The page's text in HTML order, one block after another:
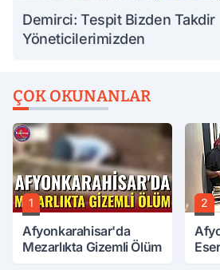
Demirci: Tespit Bizden Takdir
Yöneticilerimizden
ÇOK OKUNANLAR
1
Afyonkarahisar'da
Mezarlıkta Gizemli Ölüm
2